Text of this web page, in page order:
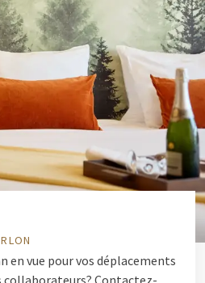
en vue pour vos déplacements
collaborateurs? Contactez-